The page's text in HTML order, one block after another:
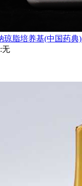
琼脂培养基(中国药典)
无